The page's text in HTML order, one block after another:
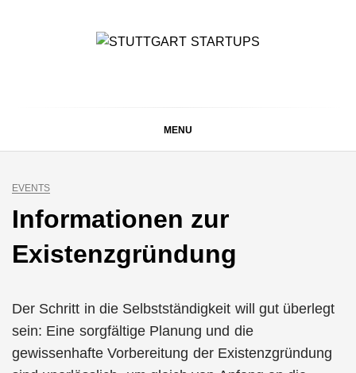
MENU
EVENTS
Informationen zur
Existenzgründung
Der Schritt in die Selbstständigkeit will gut überlegt
sein: Eine sorgfältige Planung und die
gewissenhafte Vorbereitung der Existenzgründung